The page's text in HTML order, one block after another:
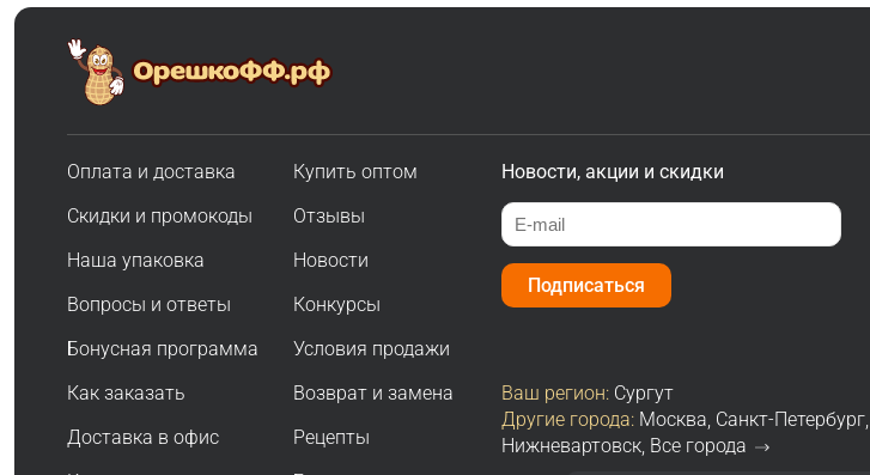
Оплата и доставка
Скидки и промокоды
Наша упаковка
Вопросы и ответы
Бонусная программа
Как заказать
Доставка в офис
Купить оптом
Отзывы
Новости
Конкурсы
Условия продажи
Возврат и замена
Рецепты
Новости, акции и скидки
Подписаться
Ваш регион: Сургут
Другие города: Москва, Санкт-Петербург,
Нижневартовск, Все города